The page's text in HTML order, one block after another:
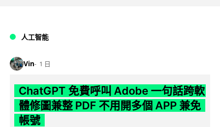
人工智能
Vin 1 日
ChatGPT 免費呼叫 Adobe 一句話跨軟
體修圖兼整 PDF 不用開多個 APP 兼免
帳號